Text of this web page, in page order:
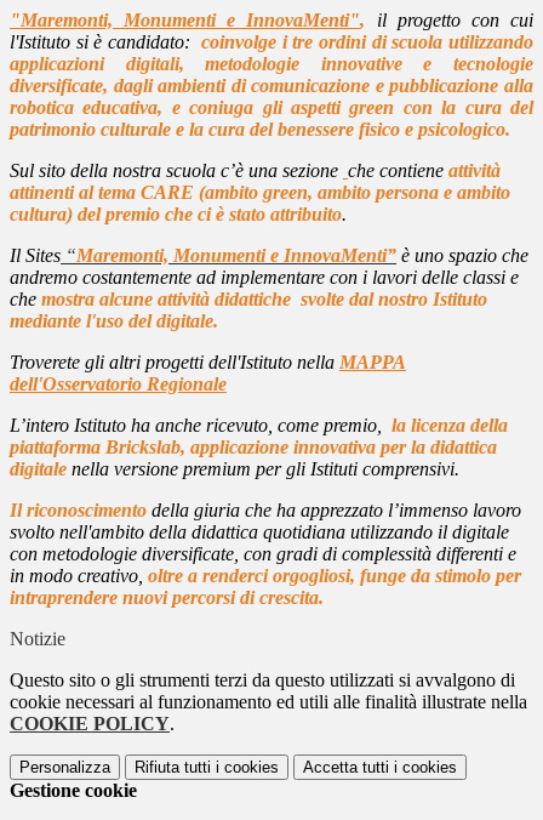
"Maremonti, Monumenti e InnovaMenti", il progetto con cui
l'Istituto si è candidato: coinvolge i tre ordini di scuola utilizzando
applicazioni digitali, metodologie innovative e tecnologie
diversificate, dagli ambienti di comunicazione e pubblicazione alla
robotica educativa, e coniuga gli aspetti green con la cura del
patrimonio culturale e la cura del benessere fisico e psicologico.
Sul sito della nostra scuola c’è una sezione che contiene attività
attinenti al tema CARE (ambito green, ambito persona e ambito
cultura) del premio che ci è stato attribuito.
Il Sites “Maremonti, Monumenti e InnovaMenti” è uno spazio che
andremo costantemente ad implementare con i lavori delle classi e
che mostra alcune attività didattiche svolte dal nostro Istituto
mediante l'uso del digitale.
Troverete gli altri progetti dell'Istituto nella MAPPA
dell'Osservatorio Regionale
L’intero Istituto ha anche ricevuto, come premio, la licenza della
piattaforma Brickslab, applicazione innovativa per la didattica
digitale nella versione premium per gli Istituti comprensivi.
Il riconoscimento della giuria che ha apprezzato l’immenso lavoro
svolto nell'ambito della didattica quotidiana utilizzando il digitale
con metodologie diversificate, con gradi di complessità differenti e
in modo creativo, oltre a renderci orgogliosi, funge da stimolo per
intraprendere nuovi percorsi di crescita.
Notizie
Questo sito o gli strumenti terzi da questo utilizzati si avvalgono di
cookie necessari al funzionamento ed utili alle finalità illustrate nella
COOKIE POLICY.
Personalizza Rifiuta tutti i cookies Accetta tutti i cookies
Gestione cookie